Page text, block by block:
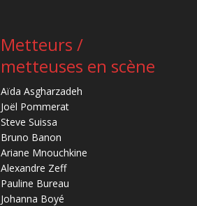
Metteurs /
metteuses en scène
Aïda Asgharzadeh
Joël Pommerat
Steve Suissa
Bruno Banon
Ariane Mnouchkine
Alexandre Zeff
Pauline Bureau
Johanna Boyé